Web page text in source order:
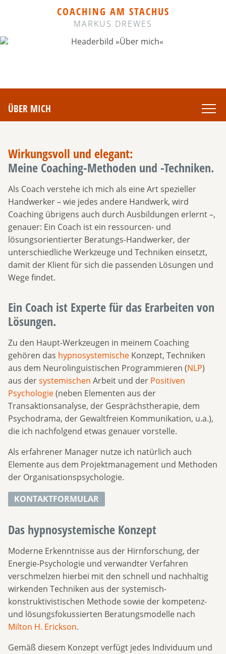
COACHING AM STACHUS
MARKUS DREWES
ÜBER MICH
Wirkungsvoll und elegant:
Meine Coaching-Methoden und -Techniken.
Als Coach verstehe ich mich als eine Art spezieller
Handwerker – wie jedes andere Handwerk, wird
Coaching übrigens auch durch Ausbildungen erlernt –,
genauer: Ein Coach ist ein ressourcen- und
lösungsorientierter Beratungs-Handwerker, der
unterschiedliche Werkzeuge und Techniken einsetzt,
damit der Klient für sich die passenden Lösungen und
Wege findet.
Ein Coach ist Experte für das Erarbeiten von
Lösungen.
Zu den Haupt-Werkzeugen in meinem Coaching
gehören das hypnosystemische Konzept, Techniken
aus dem Neurolinguistischen Programmieren (NLP)
aus dersystemischen Arbeit und der Positiven
Psychologie(neben Elementen aus der
Transaktionsanalyse, der Gesprächstherapie, dem
Psychodrama, der Gewaltfreien Kommunikation, u.a.),
die ich nachfolgend etwas genauer vorstelle.
Als erfahrener Manager nutze ich natürlich auch
Elemente aus dem Projektmanagement und Methoden
der Organisationspsychologie.
KONTAKTFORMULAR
Das hypnosystemische Konzept
Moderne Erkenntnisse aus der Hirnforschung, der
Energie-Psychologie und verwandter Verfahren
verschmelzen hierbei mit den schnell und nachhaltig
wirkenden Techniken aus der systemisch-
konstruktivistischen Methode sowie der kompetenz-
und lösungsfokussierten Beratungsmodelle nach
Milton H. Erickson.
Gemäß diesem Konzept verfügt jedes Individuum und